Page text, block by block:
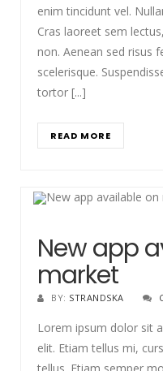
enim tincidunt vel.
Cras laoreet sem
non. Aenean sed risus
scelerisque.
tortor [...]
READ MORE
New app
market
BY: STRANDSKA
Lorem ipsum dolor sit
elit. Etiam tellus mi,